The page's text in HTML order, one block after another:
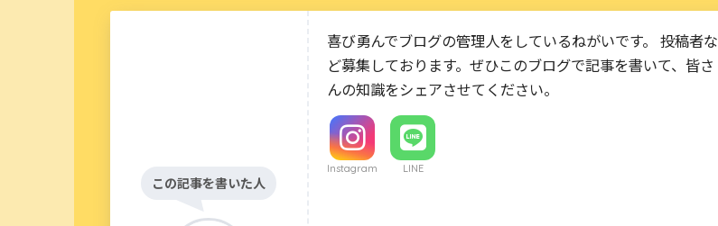
この記事を書いた人
喜び勇んでブログの管理人をしているねがいです。 投稿者な
ど募集しております。ぜひこのブログで記事を書いて、皆さ
んの知識をシェアさせてください。
Instagram LINE